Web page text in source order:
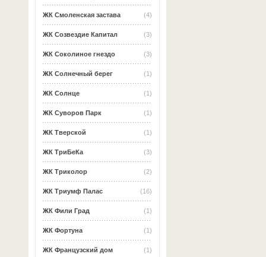
(4)
ЖК Смоленская застава
(3)
ЖК Созвездие Капитал
(3)
ЖК Соколиное гнездо
(1)
ЖК Солнечный берег
(1)
ЖК Солнце
(1)
ЖК Суворов Парк
(1)
ЖК Тверской
(3)
ЖК ТриБеКа
(2)
ЖК Триколор
(16)
ЖК Триумф Палас
(1)
ЖК Фили Град
(1)
ЖК Фортуна
(1)
ЖК Французский дом